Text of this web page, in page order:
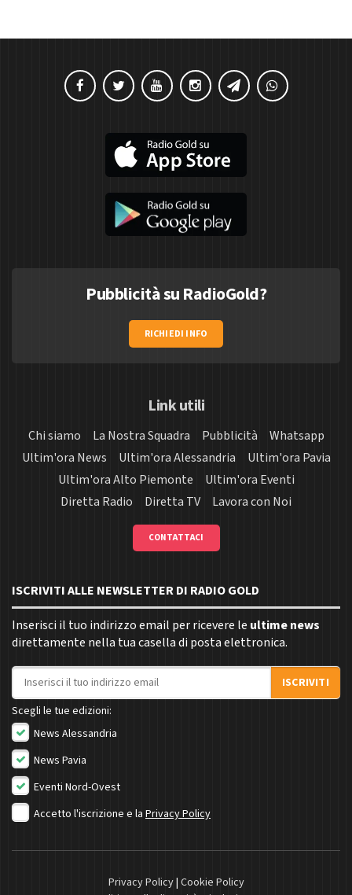
Pubblicità su RadioGold?
RICHIEDI INFO
Link utili
Chi siamo La Nostra Squadra Pubblicità
Whatsapp
Ultim'ora News
Ultim'ora Alessandria
Ultim'ora Pavia
Ultim'ora Alto Piemonte
Ultim'ora Eventi
Diretta Radio
Diretta TV Lavora con Noi
CONTATTACI
ISCRIVITI ALLE NEWSLETTER DI RADIO GOLD
Inserisci il tuo indirizzo email per ricevere le ultime news
direttamente nella tua casella di posta elettronica.
Indirizzo email
ISCRIVITI
Scegli le tue edizioni:
News Alessandria
News Pavia
Eventi Nord-Ovest
Accetto l'iscrizione e la Privacy Policy
Privacy Policy| Cookie Policy